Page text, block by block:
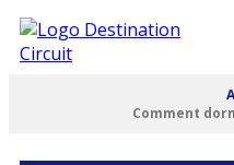
Comment